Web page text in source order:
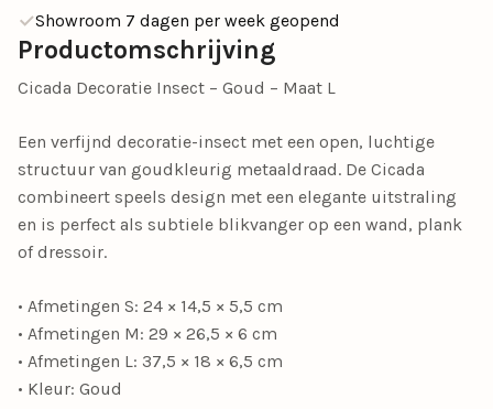
Showroom 7 dagen per week geopend
Productomschrijving
Cicada Decoratie Insect – Goud – Maat L
Een verfijnd decoratie-insect met een open, luchtige
structuur van goudkleurig metaaldraad. De Cicada
combineert speels design met een elegante uitstraling
en is perfect als subtiele blikvanger op een wand, plank
of dressoir.
• Afmetingen S: 24 × 14,5 × 5,5 cm
• Afmetingen M: 29 × 26,5 × 6 cm
• Afmetingen L: 37,5 × 18 × 6,5 cm
• Kleur: Goud